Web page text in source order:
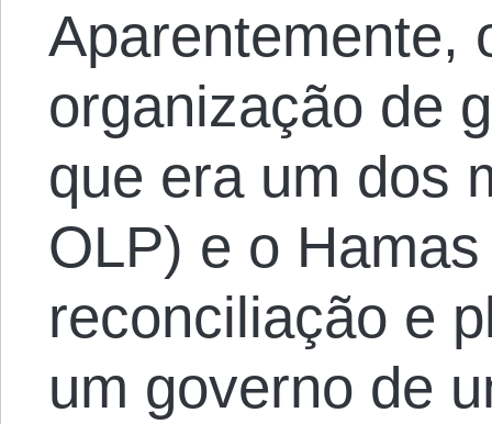
Aparentemente,
organização de
que era um dos
OLP) e o
reconciliação e
um governo de